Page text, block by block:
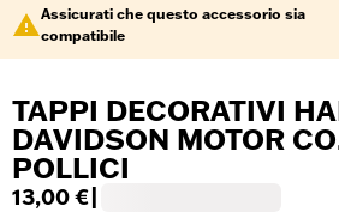
Assicurati che questo accessorio sia
compatibile
TAPPI DECORATIVI
DAVIDSON MOTOR
POLLICI
13,00 €